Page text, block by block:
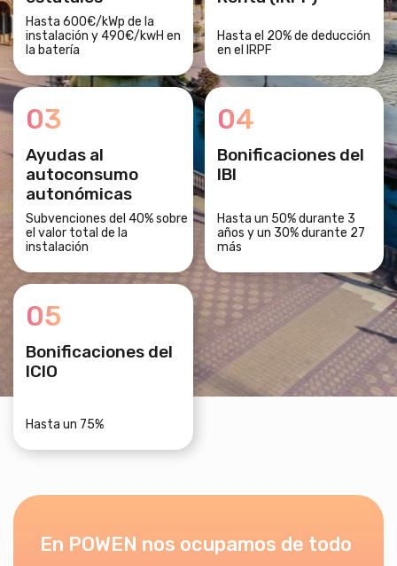
Hasta 600€/kWp de la
instalación y 490€/kwH en
la batería
Hasta el 20% de deducción
en el IRPF
03
Ayudas al
autoconsumo
autonómicas
Subvenciones del 40% sobre
el valor total de la
instalación
04
Bonificaciones del
IBI
Hasta un 50% durante 3
años y un 30% durante 27
más
05
Bonificaciones del
ICIO
Hasta un 75%
En POWEN nos ocupamos de todo